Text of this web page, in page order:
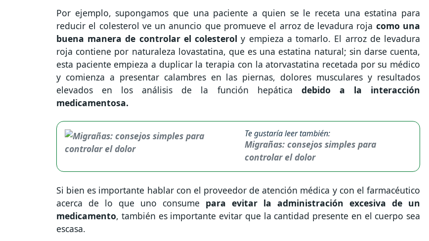
Por ejemplo, supongamos que una paciente a quien se le receta una estatina para
reducir el colesterol ve un anuncio que promueve el arroz de levadura roja como una
buena manera de controlar el colesterol y empieza a tomarlo. El arroz de levadura
roja contiene por naturaleza lovastatina, que es una estatina natural; sin darse cuenta,
esta paciente empieza a duplicar la terapia con la atorvastatina recetada por su médico
y comienza a presentar calambres en las piernas, dolores musculares y resultados
elevados en los análisis de la función hepática debido a la interacción
medicamentosa.
Te gustaría leer también:
Migrañas: consejos simples para
controlar el dolor
Si bien es importante hablar con el proveedor de atención médica y con el farmacéutico
acerca de lo que uno consume para evitar la administración excesiva de un
medicamento, también es importante evitar que la cantidad presente en el cuerpo sea
escasa.